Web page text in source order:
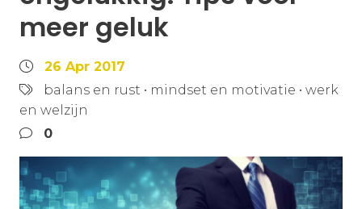
meer geluk
26 Apr 2017
balans en rust • mindset en motivatie • werk
en welzijn
0